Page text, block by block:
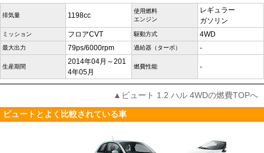
排気量 1198cc
使用燃料
エンジン
レギュラー
ガソリン
ミッション フロアCVT 駆動方式 4WD
最大出力 79ps/6000rpm 過給器（ターボ） -
生産期間
2014年04月～201
4年05月
燃費性能 -
▲ビュート 1.2 ハル 4WDの燃費TOPへ
ビュートとよく比較されている車